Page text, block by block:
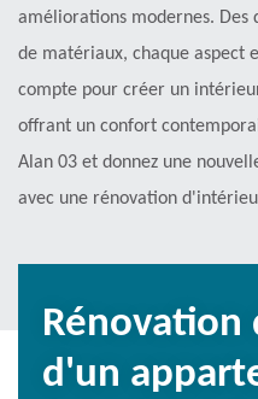
améliorations modernes. Des
de matériaux, chaque aspect
compte pour créer un
offrant un confort
Alan 03 et donnez une
avec une rénovation
d'un